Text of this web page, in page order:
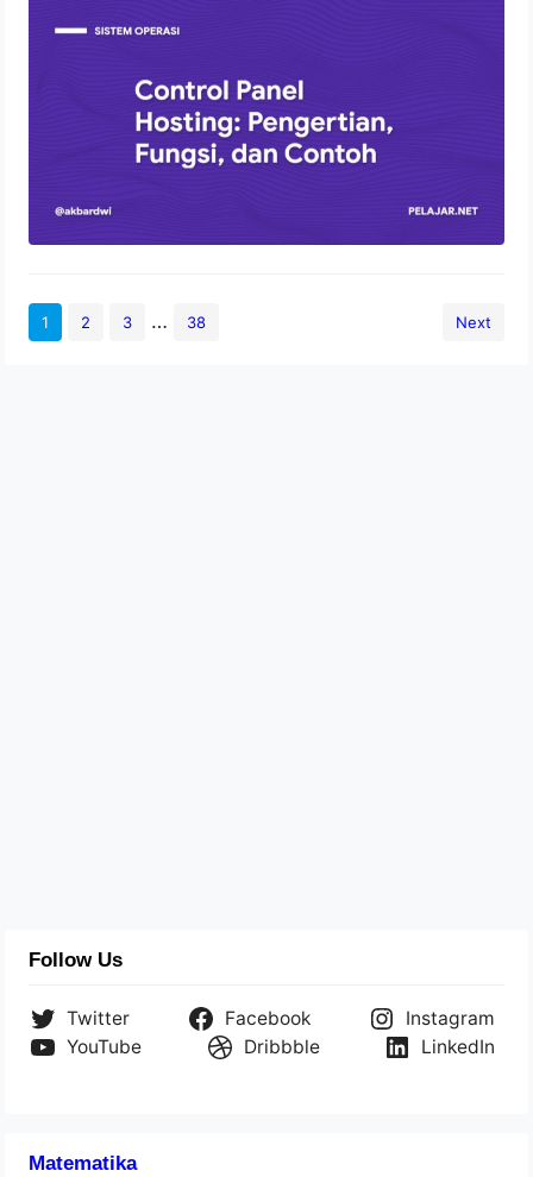
1 2 3 … 38 Next
Follow Us
Twitter Facebook
Instagram
YouTube
Dribbble LinkedIn
Matematika